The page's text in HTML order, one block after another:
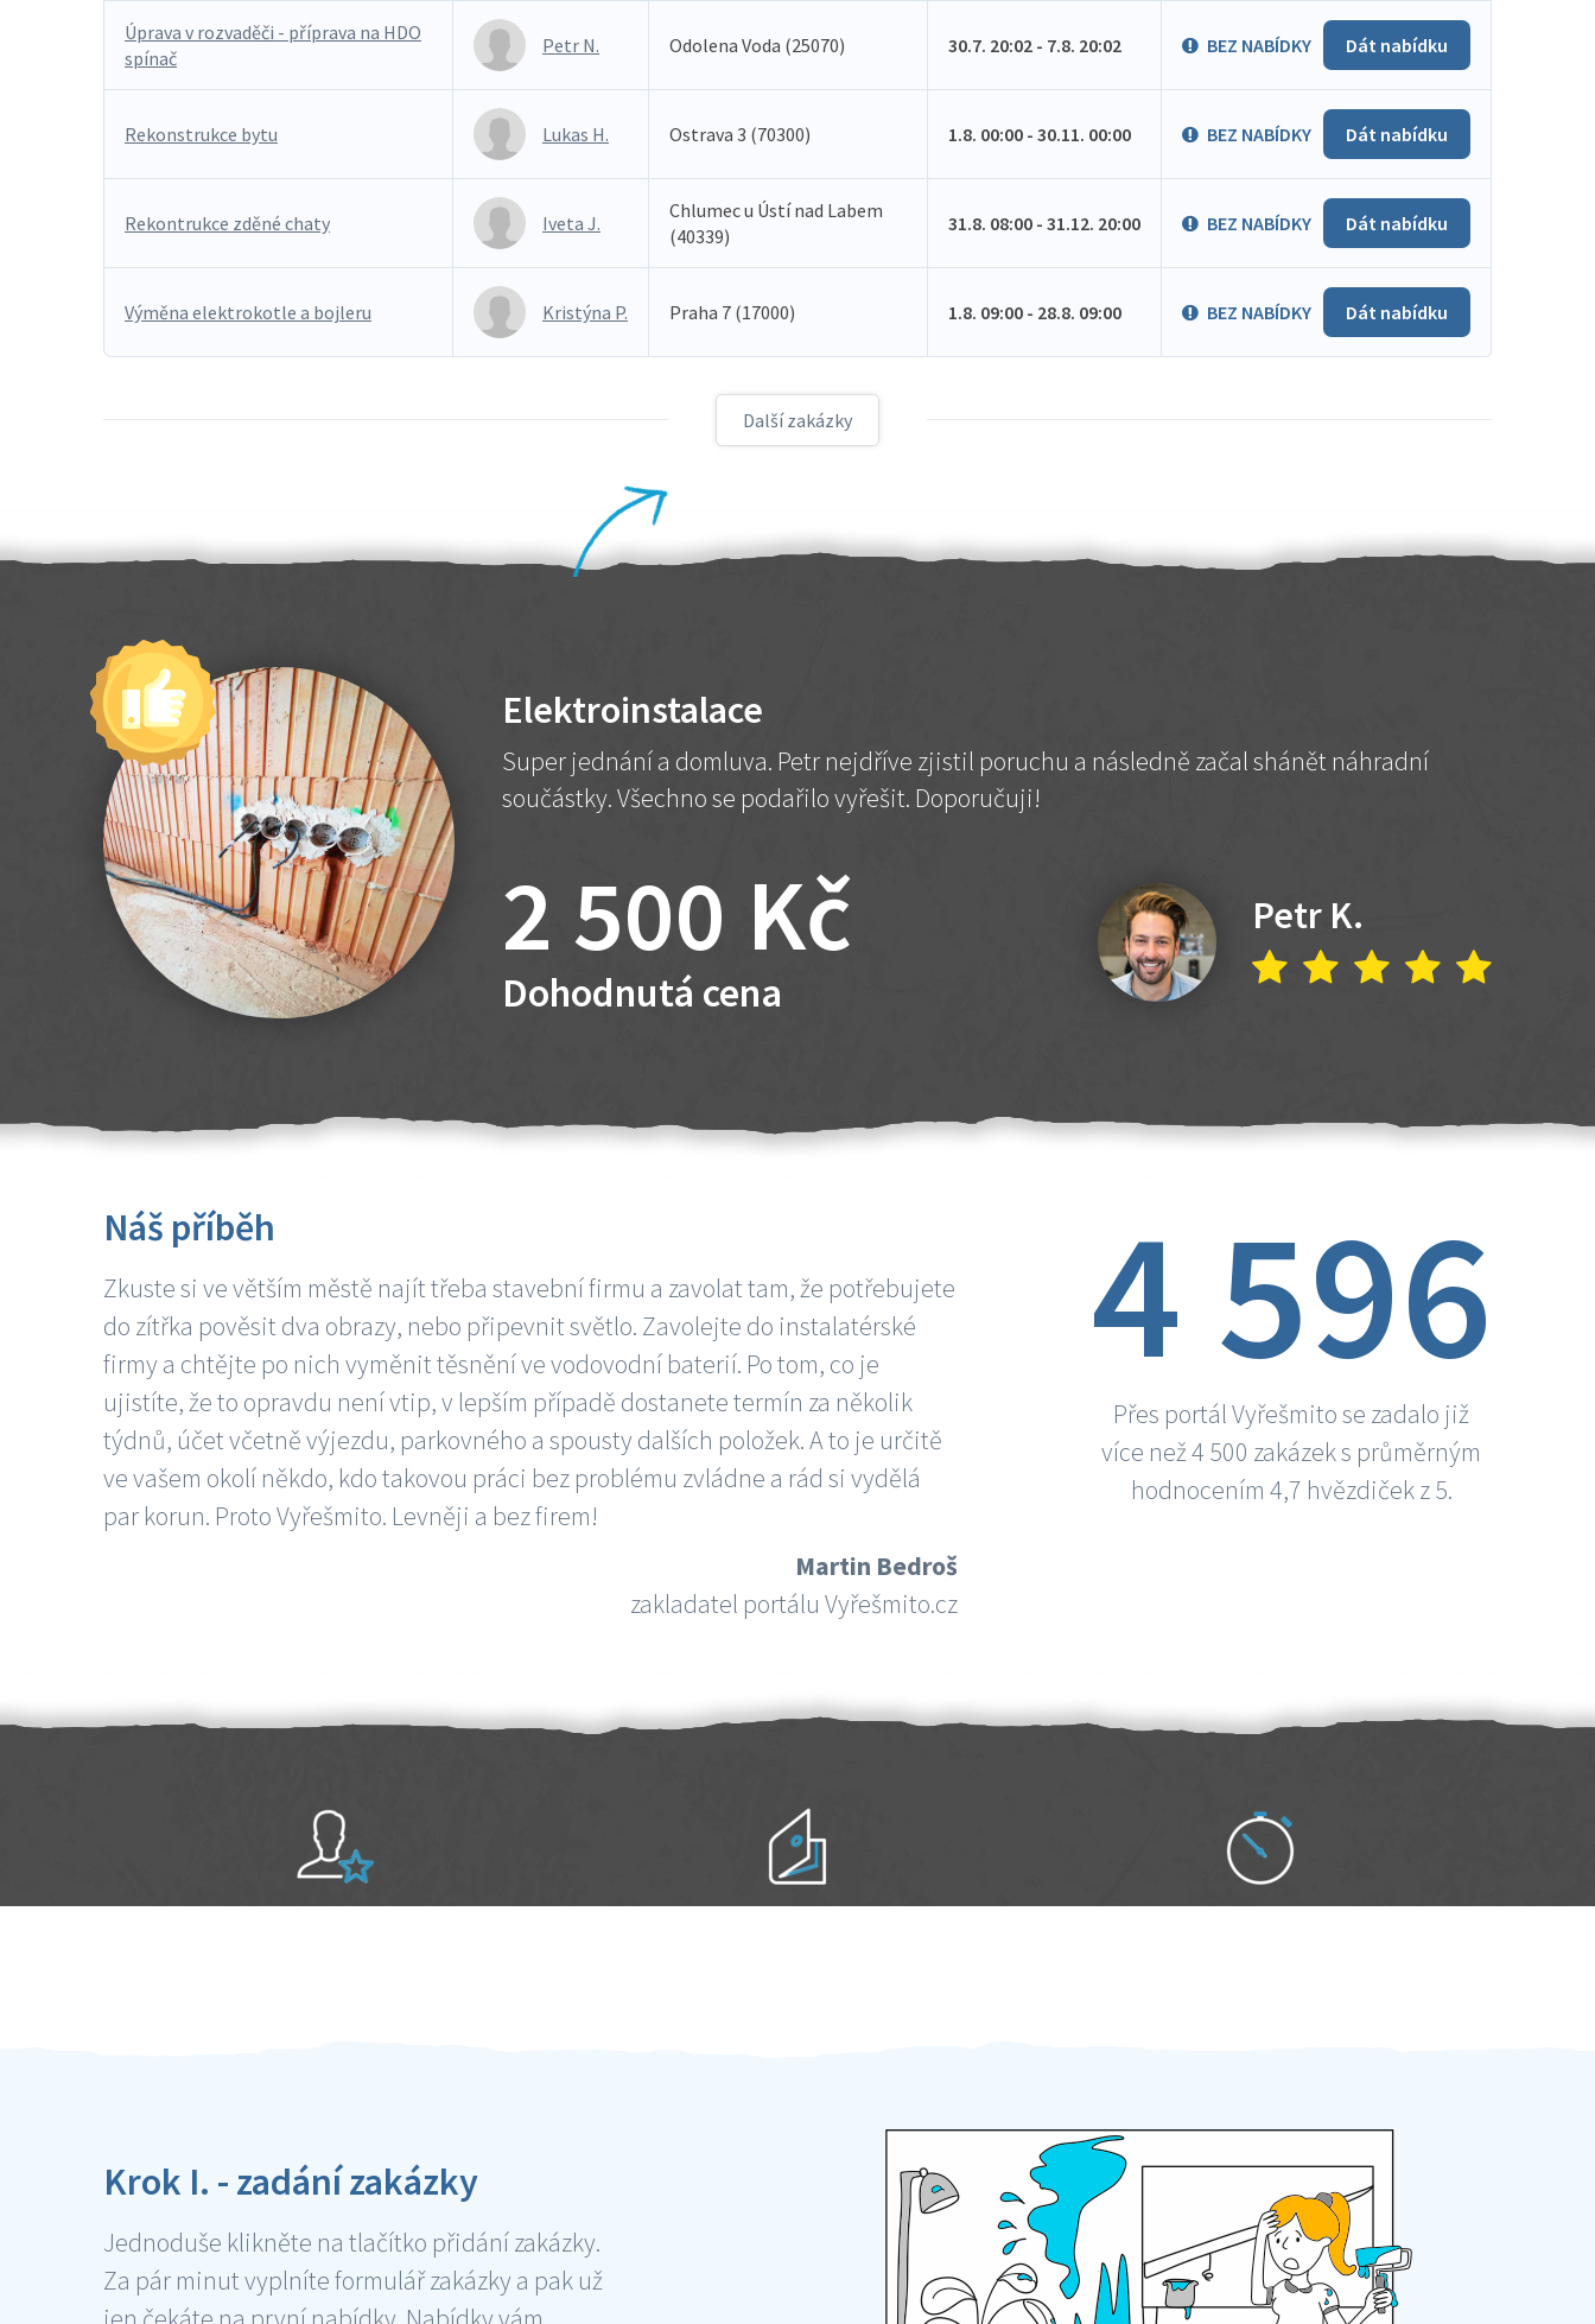
Úprava v rozvaděči - příprava na HDO
spínač
Petr N. Odolena Voda (25070) 30.7. 20:02 - 7.8. 20:02 BEZ NABÍDKY Dát nabídku
Rekonstrukce bytu Lukas H. Ostrava 3 (70300) 1.8. 00:00 - 30.11. 00:00 BEZ NABÍDKY Dát nabídku
Rekontrukce zděné chaty Iveta J.
Chlumec u Ústí nad Labem
(40339)
31.8. 08:00 - 31.12. 20:00 BEZ NABÍDKY Dát nabídku
Výměna elektrokotle a bojleru Kristýna P. Praha 7 (17000) 1.8. 09:00 - 28.8. 09:00 BEZ NABÍDKY Dát nabídku
Další zakázky
Elektroinstalace
Super jednání a domluva. Petr nejdříve zjistil poruchu a následně začal shánět náhradní
součástky. Všechno se podařilo vyřešit. Doporučuji!
2 500 Kč
Dohodnutá cena
Petr K.
Náš příběh
Zkuste si ve větším městě najít třeba stavební firmu a zavolat tam, že potřebujete
do zítřka pověsit dva obrazy, nebo připevnit světlo. Zavolejte do instalatérské
firmy a chtějte po nich vyměnit těsnění ve vodovodní baterií. Po tom, co je
ujistíte, že to opravdu není vtip, v lepším případě dostanete termín za několik
týdnů, účet včetně výjezdu, parkovného a spousty dalších položek. A to je určitě
ve vašem okolí někdo, kdo takovou práci bez problému zvládne a rád si vydělá
par korun. Proto Vyřešmito. Levněji a bez firem!
Martin Bedroš
zakladatel portálu Vyřešmito.cz
4 596
Přes portál Vyřešmito se zadalo již
více než 4 500 zakázek s průměrným
hodnocením 4,7 hvězdiček z 5.
Krok I. - zadání zakázky
Jednoduše klikněte na tlačítko přidání zakázky.
Za pár minut vyplníte formulář zakázky a pak už